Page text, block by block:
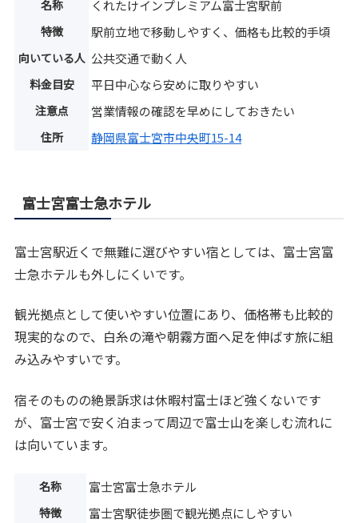
名称 くれたけインプレミアム富士宮駅前
特徴 駅前立地で移動しやすく、価格も比較的手頃
向いている人 公共交通で動く人
料金目安 平日中心なら安めに取りやすい
注意点 営業情報の確認を早めにしておきたい
住所 静岡県富士宮市中央町15-14
富士宮富士急ホテル
富士宮駅近くで無難に選びやすい宿としては、富士宮富
士急ホテルも外しにくいです。
観光拠点として使いやすい位置にあり、価格帯も比較的
現実的なので、白糸の滝や朝霧方面へ足を伸ばす旅に組
み込みやすいです。
宿そのものの絶景訴求は休暇村富士ほど強くないです
が、富士宮で安く泊まって周辺で富士山を楽しむ流れに
は向いています。
名称 富士宮富士急ホテル
特徴 富士宮駅徒歩圏で観光拠点にしやすい